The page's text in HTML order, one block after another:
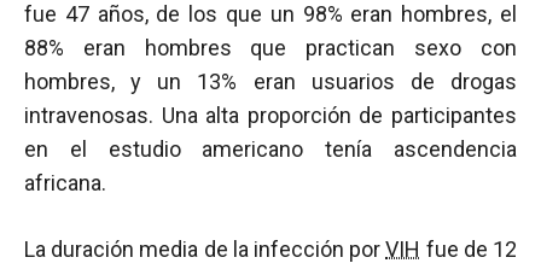
fue 47 años, de los que un 98% eran hombres, el
88% eran hombres que practican sexo con
hombres, y un 13% eran usuarios de drogas
intravenosas. Una alta proporción de participantes
en el estudio americano tenía ascendencia
africana.
La duración media de la infección porVIH fue de 12